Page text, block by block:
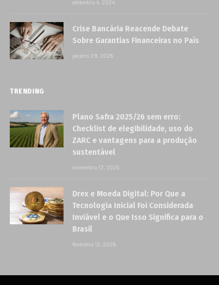
setembro 4, 2024
Crise Bancária Reacende Debate
Sobre Garantias Financeiras no País
janeiro 29, 2026
TRENDING
Plano Safra 2025/26 sem erro:
Checklist de elegibilidade, uso do
ZARC e vantagens para a produção
sustentável
novembro 12, 2025
Drex e Moeda Digital: Por Que a
Tecnologia Inicial Foi Considerada
Inviável e o Que Isso Significa para o
Brasil
fevereiro 12, 2026